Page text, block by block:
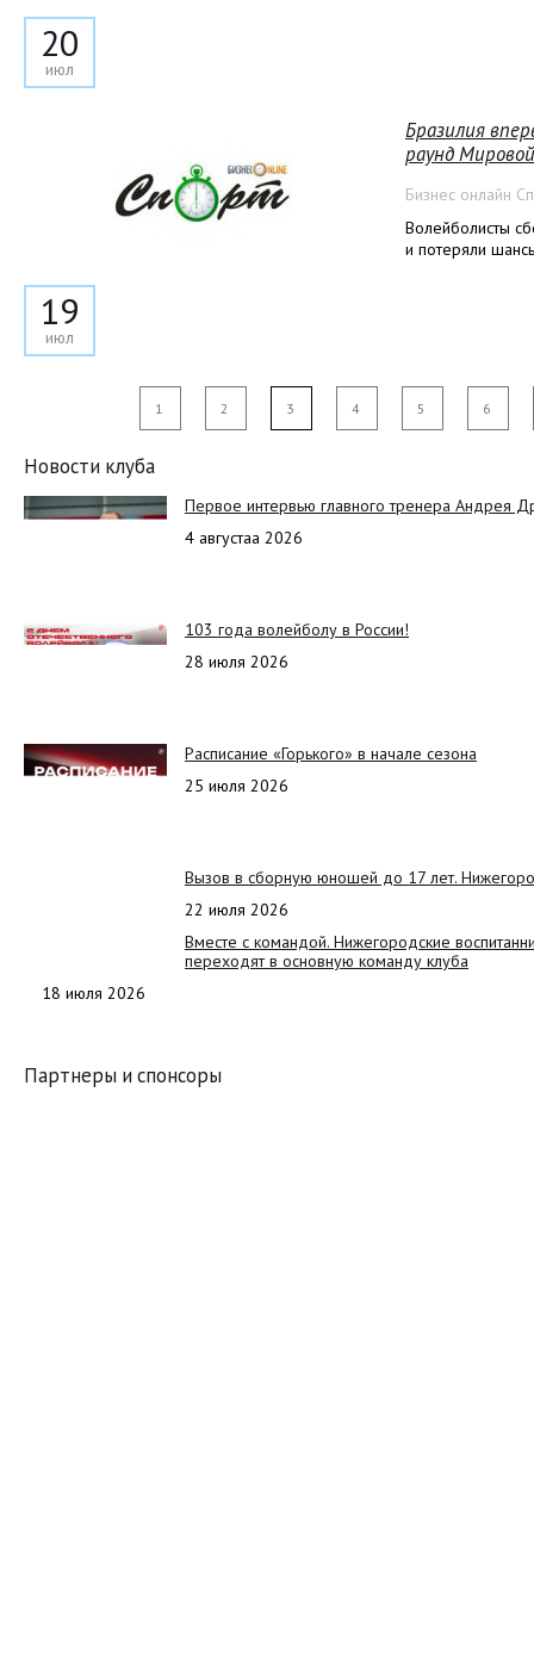
20
июл
19
июл
Бразилия
раунд
Бизнес онлайн
Волейболисты
и потеряли
1 2 3 4 5 6
Новости клуба
Первое интервью главного тренера Андрея
4 августаа 2026
103 года волейболу в России!
28 июля 2026
Расписание «Горького» в начале сезона
25 июля 2026
Вызов в сборную юношей до 17 лет.
22 июля 2026
Вместе с командой. Нижегородские
переходят в основную команду клуба
18 июля 2026
Партнеры и спонсоры